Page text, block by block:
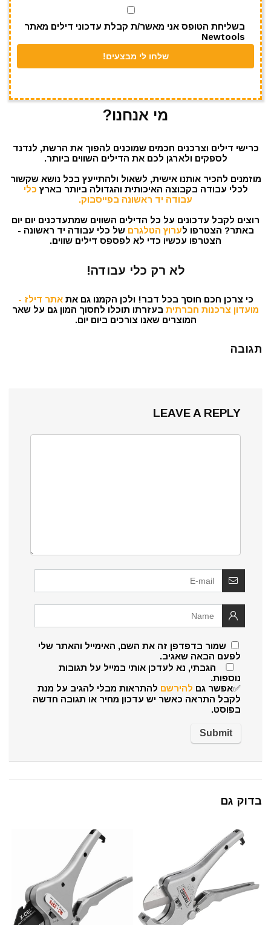
בשליחת הטופס אני מאשר/ת קבלת עדכוני דילים מאתר
Newtools
מי אנחנו?
כרישי דילים וצרכנים חכמים שמוכנים להפוך את הרשת, לנדנד
לספקים ולארגן לכם את הדילים השווים ביותר.
מוזמנים להכיר אותנו אישית, לשאול ולהתייעץ בכל נושא שקשור
לכלי עבודה בקבוצה האיכותית והגדולה ביותר בארץ כלי
עבודה יד ראשונה בפייסבוק.
רוצים לקבל עדכונים על כל הדילים השווים שמתעדכנים יום יום
באתר? הצטרפו לערוץ הטלגרם של כלי עבודה יד ראשונה -
הצטרפו עכשיו כדי לא לפספס דילים שווים.
לא רק כלי עבודה!
כי צרכן חכם חוסך בכל דבר! ולכן הקמנו גם אתאתר דילז -
מועדון צרכנות חברתית בעזרתו תוכלו לחסוך המון גם על שאר
המוצרים שאנו צורכים ביום יום.
תגובה
LEAVE A REPLY
שמור בדפדפן זה את השם, האימייל והאתר שלי
לפעם הבאה שאגיב.
הגבתי, נא לעדכן אותי במייל על תגובות
נוספות.
✅אפשר גם להירשם להתראות מבלי להגיב על מנת
לקבל התראה כאשר יש עדכון מחיר או תגובה חדשה
בפוסט.
בדוק גם